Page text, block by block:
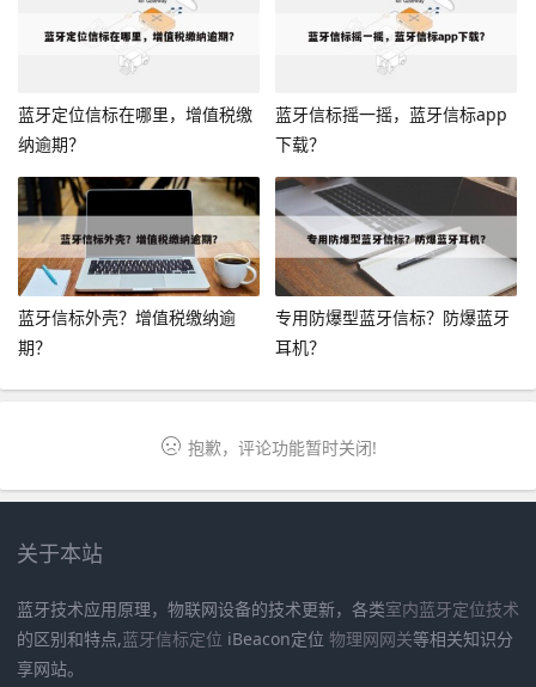
蓝牙定位信标在哪里，增值税缴
纳逾期？
蓝牙信标摇一摇，蓝牙信标app
下载？
蓝牙信标外壳？增值税缴纳逾
期？
专用防爆型蓝牙信标？防爆蓝牙
耳机？
抱歉，评论功能暂时关闭!
关于本站
蓝牙技术应用原理，物联网设备的技术更新，各类室内蓝牙定位技术
的区别和特点,蓝牙信标定位 iBeacon定位 物理网网关等相关知识分
享网站。